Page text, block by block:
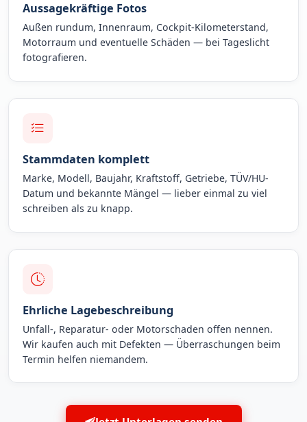
Aussagekräftige Fotos
Außen rundum, Innenraum, Cockpit-Kilometerstand,
Motorraum und eventuelle Schäden — bei Tageslicht
fotografieren.
Stammdaten komplett
Marke, Modell, Baujahr, Kraftstoff, Getriebe, TÜV/HU-
Datum und bekannte Mängel — lieber einmal zu viel
schreiben als zu knapp.
Ehrliche Lagebeschreibung
Unfall-, Reparatur- oder Motorschaden offen nennen.
Wir kaufen auch mit Defekten — Überraschungen beim
Termin helfen niemandem.